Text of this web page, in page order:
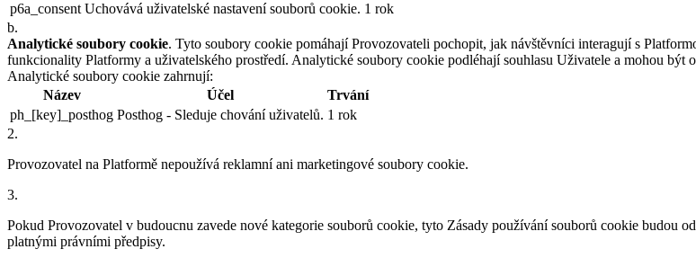
p6a_consent Uchovává uživatelské nastavení souborů cookie. 1 rok
b.
Analytické soubory cookie. Tyto soubory cookie pomáhají Provozovateli pochopit, jak návštěvníci interagují s
funkcionality Platformy a uživatelského prostředí. Analytické soubory cookie podléhají souhlasu Uživatele a mohou
Analytické soubory cookie zahrnují:
Název
Účel
Trvání
ph_[key]_posthog Posthog - Sleduje chování uživatelů. 1 rok
2.
Provozovatel na Platformě nepoužívá reklamní ani marketingové soubory cookie.
3.
Pokud Provozovatel v budoucnu zavede nové kategorie souborů cookie, tyto Zásady používání souborů cookie budou
platnými právními předpisy.